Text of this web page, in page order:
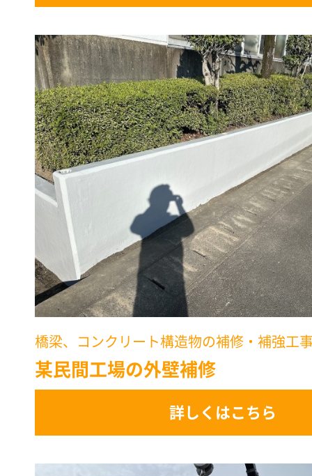
橋梁、コンクリート構造物の補修・補強工
某民間工場の外壁補修
詳しくはこちら